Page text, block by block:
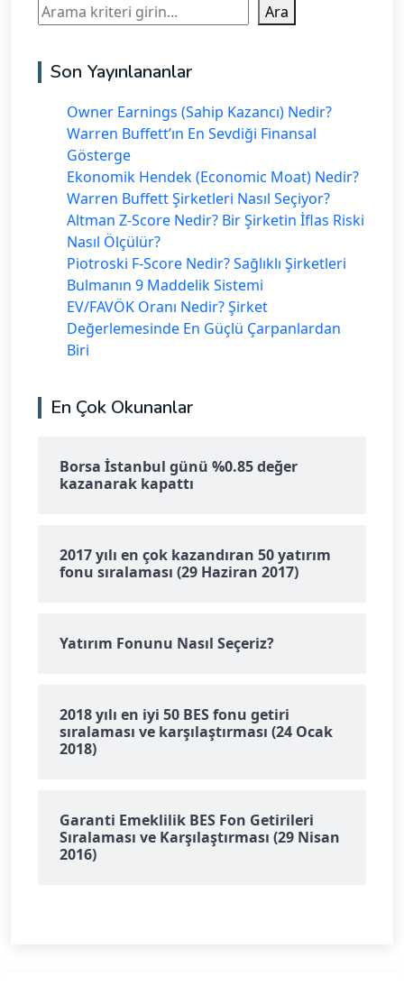
Ara Ara
Son Yayınlananlar
Owner Earnings (Sahip Kazancı) Nedir?
Warren Buffett’ın En Sevdiği Finansal
Gösterge
Ekonomik Hendek (Economic Moat) Nedir?
Warren Buffett Şirketleri Nasıl Seçiyor?
Altman Z-Score Nedir? Bir Şirketin İflas Riski
Nasıl Ölçülür?
Piotroski F-Score Nedir? Sağlıklı Şirketleri
Bulmanın 9 Maddelik Sistemi
EV/FAVÖK Oranı Nedir? Şirket
Değerlemesinde En Güçlü Çarpanlardan
Biri
En Çok Okunanlar
Borsa İstanbul günü %0.85 değer
kazanarak kapattı
2017 yılı en çok kazandıran 50 yatırım
fonu sıralaması (29 Haziran 2017)
Yatırım Fonunu Nasıl Seçeriz?
2018 yılı en iyi 50 BES fonu getiri
sıralaması ve karşılaştırması (24 Ocak
2018)
Garanti Emeklilik BES Fon Getirileri
Sıralaması ve Karşılaştırması (29 Nisan
2016)